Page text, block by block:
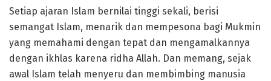
Setiap ajaran Islam bernilai tinggi sekali, berisi
semangat Islam, menarik dan mempesona bagi Mukmin
yang memahami dengan tepat dan mengamalkannya
dengan ikhlas karena ridha Allah. Dan memang, sejak
awal Islam telah menyeru dan membimbing manusia